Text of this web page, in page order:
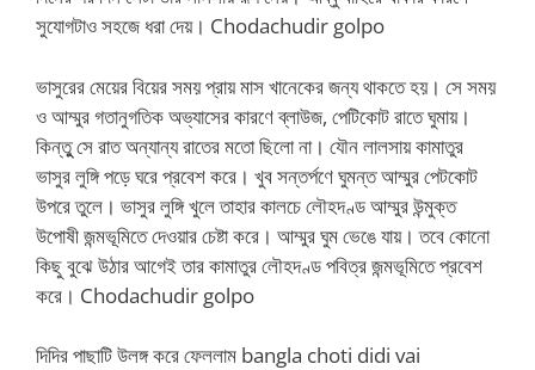
সুযোগটাও সহজে ধরা দেয়। Chodachudir golpo
ভাসুরের মেয়ের বিয়ের সময় প্রায় মাস খানেকের জন্য থাকতে হয়। সে সময়
ও আম্মুর গতানুগতিক অভ্যাসের কারণে ব্লাউজ, পেটিকোট রাতে ঘুমায়।
কিন্তুু সে রাত অন্যান্য রাতের মতো ছিলো না। যৌন লালসায় কামাতুর
ভাসুর লুঙ্গি পড়ে ঘরে প্রবেশ করে। খুব সন্তর্পণে ঘুমন্ত আম্মুর পেটকোট
উপরে তুলে। ভাসুর লুঙ্গি খুলে তাহার কালচে লৌহদণ্ড আম্মুর উন্মুক্ত
উপোষী জন্মভূমিতে দেওয়ার চেষ্টা করে। আম্মুর ঘুম ভেঙে যায়। তবে কোনো
কিছু বুঝে উঠার আগেই তার কামাতুর লৌহদণ্ড পবিত্র জন্মভূমিতে প্রবেশ
করে। Chodachudir golpo
দিদির পাছাটি উলঙ্গ করে ফেললাম bangla choti didi vai